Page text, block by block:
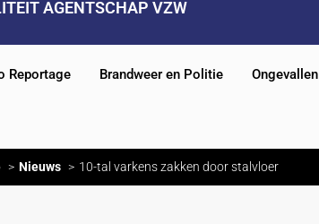
AGENTSCHAP VZW
Reportage Brandweer en Politie Ongevallen
Nieuws 10-tal varkens zakken door stalvloer